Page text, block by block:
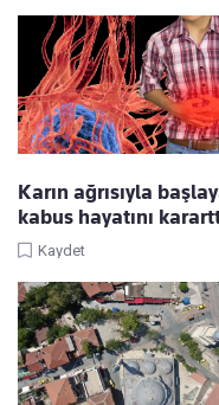
Karın ağrısıyla
kabus hayatını
Kaydet